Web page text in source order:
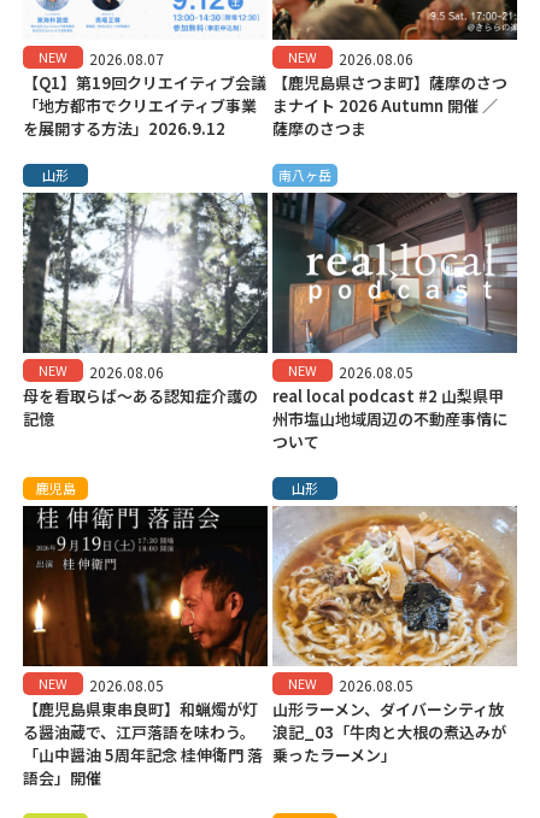
NEW 2026.08.07
【Q1】第19回クリエイティブ会議
「地方都市でクリエイティブ事業
を展開する方法」2026.9.12
NEW 2026.08.06
【鹿児島県さつま町】薩摩のさつ
まナイト 2026 Autumn 開催 ／
薩摩のさつま
山形
NEW 2026.08.06
母を看取らば～ある認知症介護の
記憶
南八ヶ岳
NEW 2026.08.05
real local podcast #2 山梨県甲
州市塩山地域周辺の不動産事情に
ついて
鹿児島
NEW 2026.08.05
【鹿児島県東串良町】和蝋燭が灯
る醤油蔵で、江戸落語を味わう。
「山中醤油 5周年記念 桂伸衛門 落
語会」開催
山形
NEW 2026.08.05
山形ラーメン、ダイバーシティ放
浪記_03「牛肉と大根の煮込みが
乗ったラーメン」